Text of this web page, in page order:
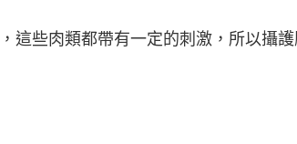
這些肉類都帶有一定的刺激，所以攝